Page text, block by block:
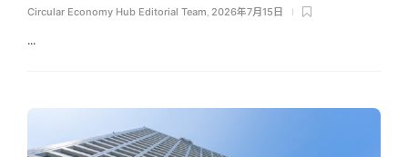
Circular Economy Hub Editorial Team, 2026年7月15日
...